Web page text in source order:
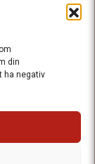
din
ha negativ
|
Oslo.